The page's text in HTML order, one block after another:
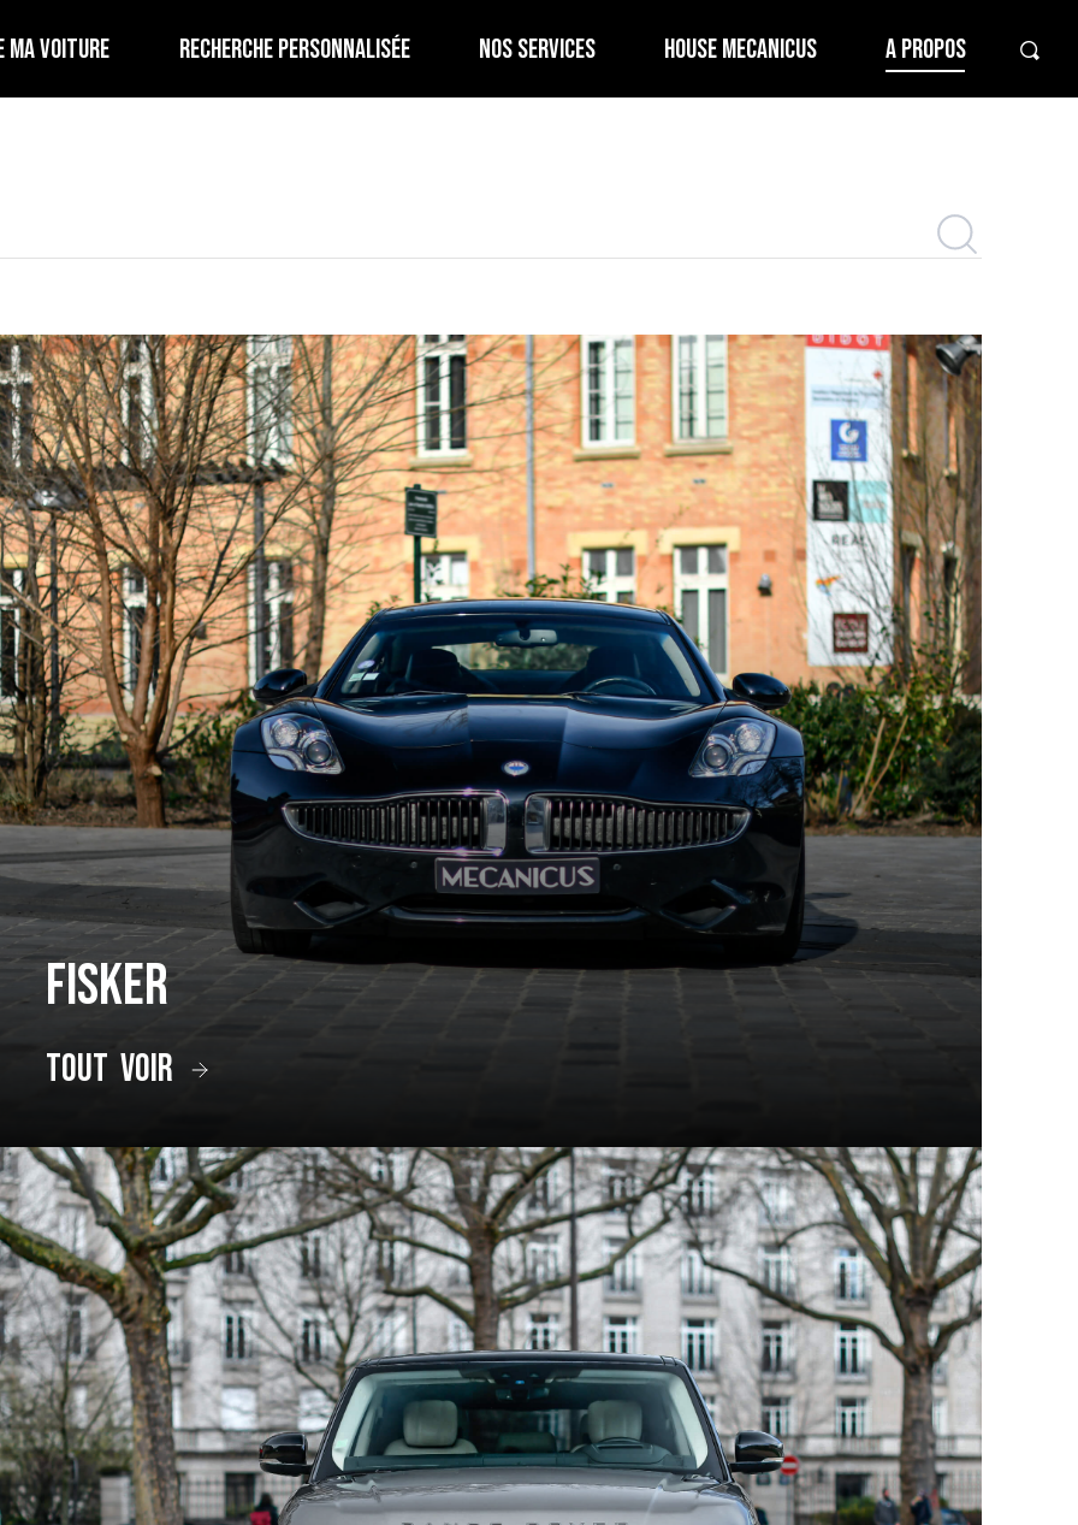
MA VOITURE RECHERCHE PERSONNALISÉE NOS SERVICES HOUSE MECANICUS A PROPOS
Fisker
tout voir
voyage à travers les marques et modèles d'exception
certains, c’est un rêve façonné en acier, en cuir, et en amour. Chez Mecanicus, on adore la voiture, on adore aussi son
On a donc décidé de vous bichonner, et de vous concocter une véritable encyclopédie de la voiture : Autopedia.
qui ont marqué l’histoire et créé des véhicules au destin exceptionnel, chacun empreint d’un charme unique et
souvent légendaire.
d’exception qui ont jalonné son histoire. De la Belle Époque aux supercars contemporaines, ces constructeurs ont
créant des modèles emblématiques qui font rêver les amateurs comme les collectionneurs. Au sein des articles
grandes marques et modèles d'exception, pour un voyage entre innovation, performance et héritage automobile.
En voiture, bouclez vos ceintures, c’est parti !